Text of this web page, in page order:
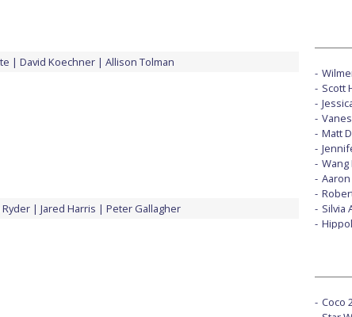
David Koechner Allison Tolman
Jared Harris Peter Gallagher
Scott
Matt
Wang
Aaron
Silvia
Coco